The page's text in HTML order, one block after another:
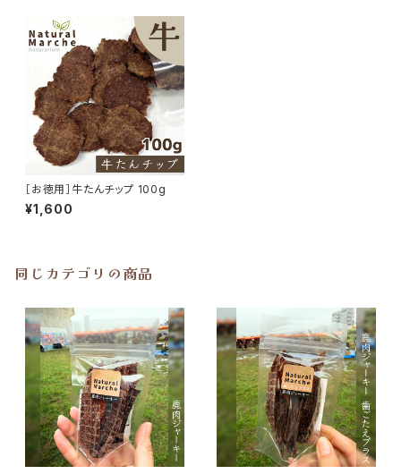
［お徳用］牛たんチップ 100g
¥1,600
同じカテゴリの商品